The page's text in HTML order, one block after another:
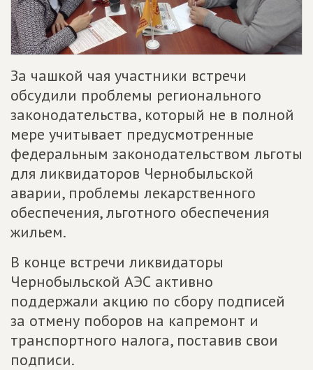
За чашкой чая участники встречи
обсудили проблемы регионального
законодательства, который не в полной
мере учитывает предусмотренные
федеральным законодательством льготы
для ликвидаторов Чернобыльской
аварии, проблемы лекарственного
обеспечения, льготного обеспечения
жильем.
В конце встречи ликвидаторы
Чернобыльской АЭС активно
поддержали акцию по сбору подписей
за отмену поборов на капремонт и
транспортного налога, поставив свои
подписи.